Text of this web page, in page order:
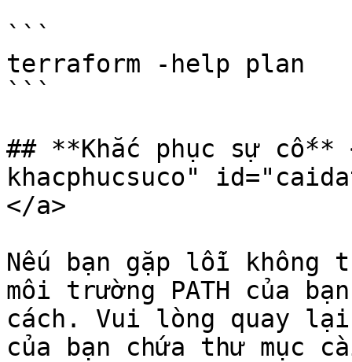
```
terraform -help plan
```
## **Khắc phục sự
khacphucsuco"
</a>
Nếu bạn gặp lỗi
môi trường PATH của
cách. Vui lòng quay lại
của bạn chứa thư mục